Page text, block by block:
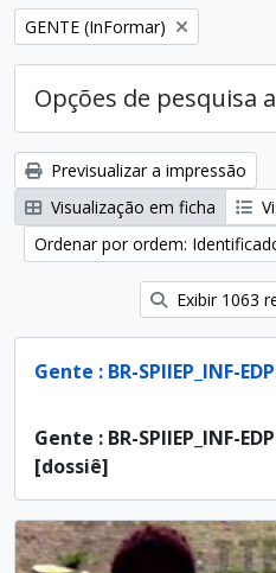
Remover filtro:
GENTE (InFormar)
Opções de pesquisa
Previsualizar a impressão
Visualização em ficha
Ordenar por ordem:
Exibir 1063
Gente : BR-SPIIEP_INF-
Gente : BR-SPIIEP_INF-
[dossiê]